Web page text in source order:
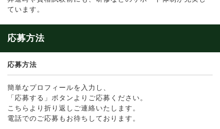
ています。
応募方法
応募方法
簡単なプロフィールを入力し、
「応募する」ボタンよりご応募ください。
こちらより折り返しご連絡いたします。
電話でのご応募もお待ちしております。